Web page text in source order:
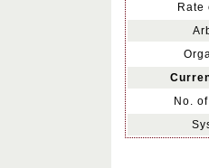
Rate
No.